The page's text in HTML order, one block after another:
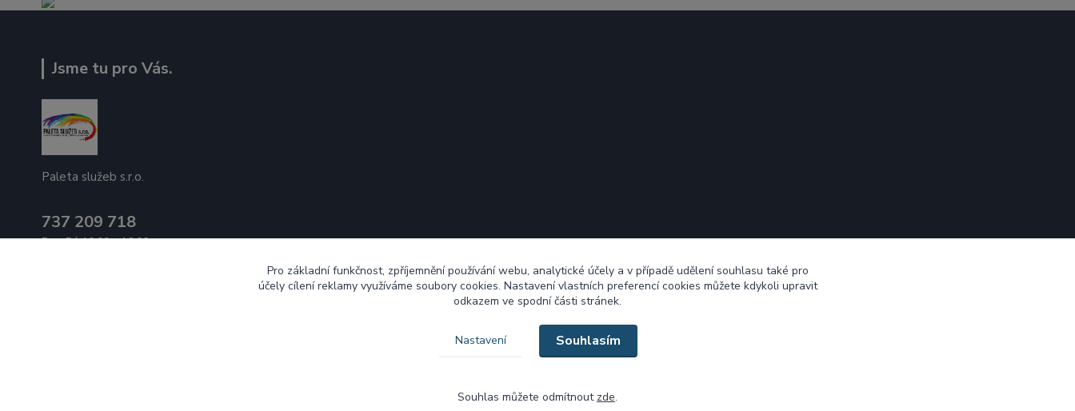
Jsme tu pro Vás.
Paleta služeb s.r.o.
737 209 718
Po - Pá 10:00 - 16:00
Pro základní funkčnost, zpříjemnění používání webu, analytické účely a v případě udělení souhlasu také pro
účely cílení reklamy využíváme soubory cookies. Nastavení vlastních preferencí cookies můžete kdykoli upravit
odkazem ve spodní části stránek.
Nastavení Souhlasím
Souhlas můžete odmítnout zde.